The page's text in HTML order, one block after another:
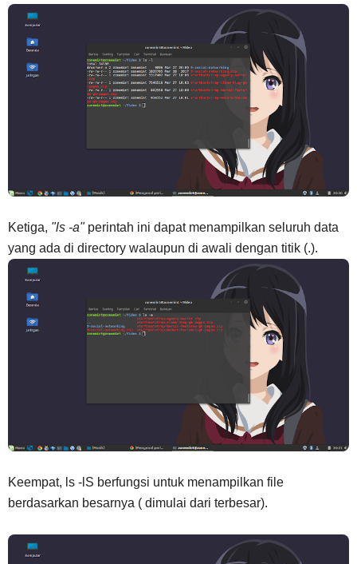
Ketiga, "ls -a"perintah ini dapat menampilkan seluruh data
yang ada di directory walaupun di awali dengan titik (.).
Keempat, ls -lS berfungsi untuk menampilkan file
berdasarkan besarnya ( dimulai dari terbesar).